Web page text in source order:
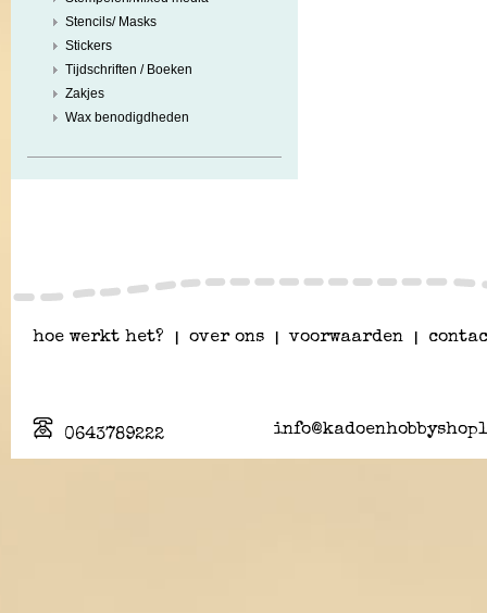
Stencils/ Masks
Stickers
Tijdschriften / Boeken
Zakjes
Wax benodigdheden
hoe werkt het? over ons voorwaarden
0643789222